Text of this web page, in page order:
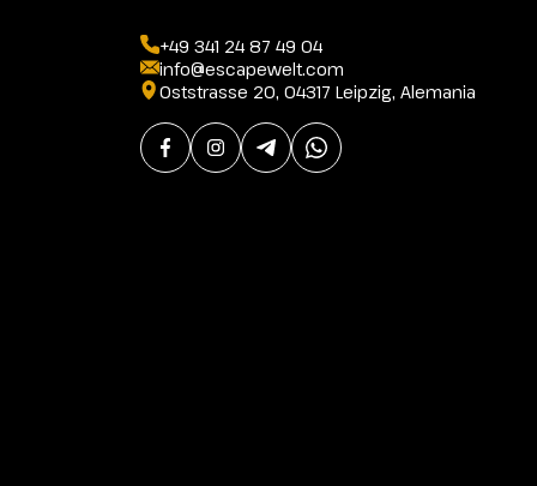
+49 341 24 87 49 04
info@escapewelt.com
Oststrasse 20, 04317 Leipzig, Alemania